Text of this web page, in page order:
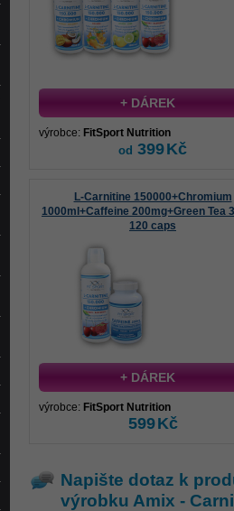
+ DÁREK
výrobce: FitSport Nutrition
od 399Kč
L-Carnitine 150000+Chromium
1000ml+Caffeine 200mg+Green Tea
120 caps
+ DÁREK
výrobce: FitSport Nutrition
599Kč
Napište dotaz k
výrobku Amix -